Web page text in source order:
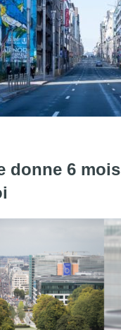
donne 6 mois